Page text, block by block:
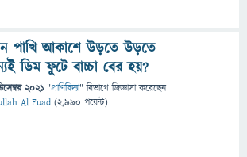
পাখি আকাশে উড়তে উড়তে
ডিম ফুটে বাচ্চা বের হয়‌?
2021 "প্রাণিবিদ্যা" বিভাগে জিজ্ঞাসাকরেছেন
Al Fuad (2,990 পয়েন্ট)